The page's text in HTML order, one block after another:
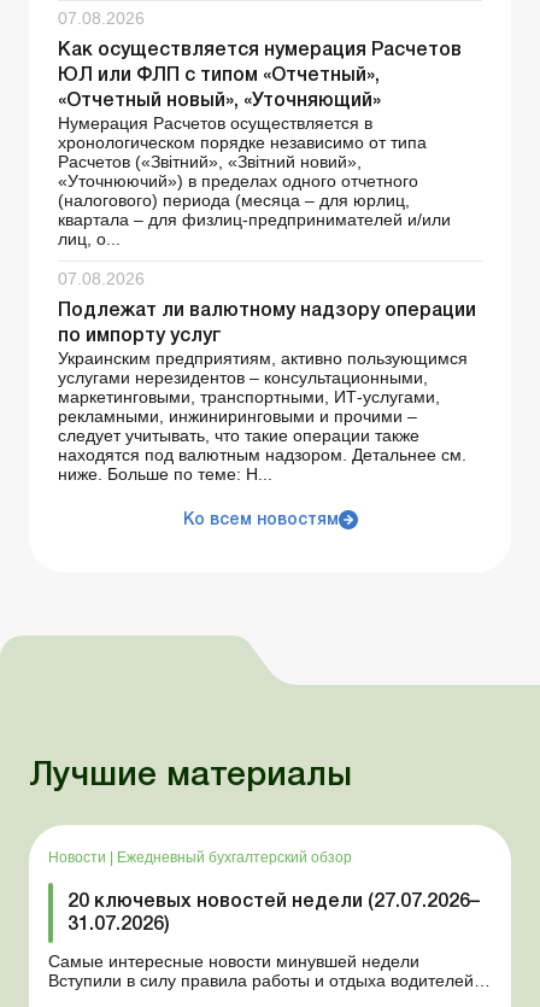
07.08.2026
Как осуществляется нумерация Расчетов
ЮЛ или ФЛП с типом «Отчетный»,
«Отчетный новый», «Уточняющий»
Нумерация Расчетов осуществляется в
хронологическом порядке независимо от типа
Расчетов («Звітний», «Звітний новий»,
«Уточнюючий») в пределах одного отчетного
(налогового) периода (месяца – для юрлиц,
квартала – для физлиц-предпринимателей и/или
лиц, о...
07.08.2026
Подлежат ли валютному надзору операции
по импорту услуг
Украинским предприятиям, активно пользующимся
услугами нерезидентов – консультационными,
маркетинговыми, транспортными, ИТ-услугами,
рекламными, инжиниринговыми и прочими –
следует учитывать, что такие операции также
находятся под валютным надзором. Детальнее см.
ниже. Больше по теме: Н...
Ко всем новостям
Лучшие материалы
Новости Ежедневный бухгалтерский обзор
20 ключевых новостей недели (27.07.2026–
31.07.2026)
Самые интересные новости минувшей недели
Вступили в силу правила работы и отдыха водителей